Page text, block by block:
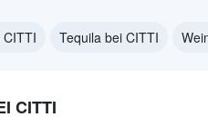
Tequila bei CITTI
CITTI